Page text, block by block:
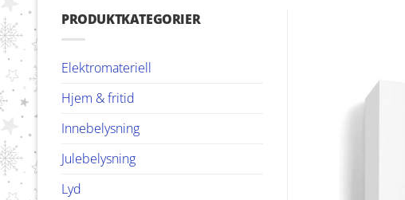
PRODUKTKATEGORIER
Elektromateriell
Hjem & fritid
Innebelysning
Julebelysning
Lyd